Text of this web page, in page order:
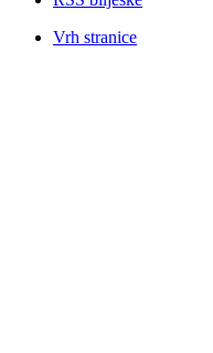
Vrh stranice